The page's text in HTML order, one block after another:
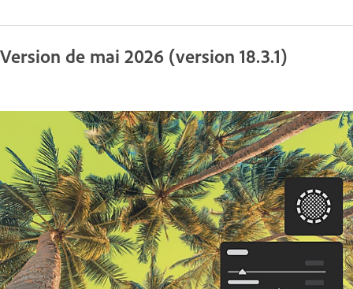
Version de mai 2026 (version 18.3.1)